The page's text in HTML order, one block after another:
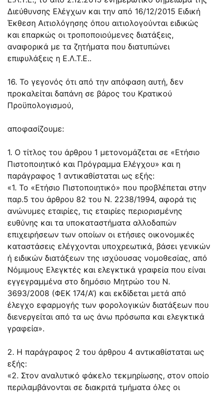
Διεύθυνσης Ελέγχων και την από 16/12/2015 Ειδική
Έκθεση Αιτιολόγησης όπου αιτιολογούνται ειδικώς
και επαρκώς οι τροποποιούμενες διατάξεις,
αναφορικά με τα ζητήματα που διατυπώνει
επιφυλάξεις η Ε.Λ.Τ.Ε..
16. Το γεγονός ότι από την απόφαση αυτή, δεν
προκαλείται δαπάνη σε βάρος του Κρατικού
Προϋπολογισμού,
αποφασίζουμε:
1. Ο τίτλος του άρθρου 1 μετονομάζεται σε «Ετήσιο
Πιστοποιητικό και Πρόγραμμα Ελέγχου» και η
παράγραφος 1 αντικαθίσταται ως εξής:
«1. Το «Ετήσιο Πιστοποιητικό» που προβλέπεται στην
παρ.5 του άρθρου 82 του N. 2238/1994, αφορά τις
ανώνυμες εταιρίες, τις εταιρίες περιορισμένης
ευθύνης και τα υποκαταστήματα αλλοδαπών
επιχειρήσεων των οποίων οι ετήσιες οικονομικές
καταστάσεις ελέγχονται υποχρεωτικά, βάσει γενικών
ή ειδικών διατάξεων της ισχύουσας νομοθεσίας, από
Νόμιμους Ελεγκτές και ελεγκτικά γραφεία που είναι
εγγεγραμμένα στο δημόσιο Μητρώο του N.
3693/2008 (ΦΕΚ 174/Α’) και εκδίδεται μετά από
έλεγχο εφαρμογής των φορολογικών διατάξεων που
διενεργείται από τα ως άνω πρόσωπα και ελεγκτικά
γραφεία».
2. Η παράγραφος 2 του άρθρου 4 αντικαθίσταται ως
εξής:
«2. Στον αναλυτικό φάκελο τεκμηρίωσης, στον οποίο
περιλαμβάνονται σε διακριτά τμήματα όλες οι